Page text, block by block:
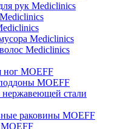
рук Mediclinics
Mediclinics
Mediclinics
ног MOEFF
MOEFF
нержавеющей стали
раковины MOEFF